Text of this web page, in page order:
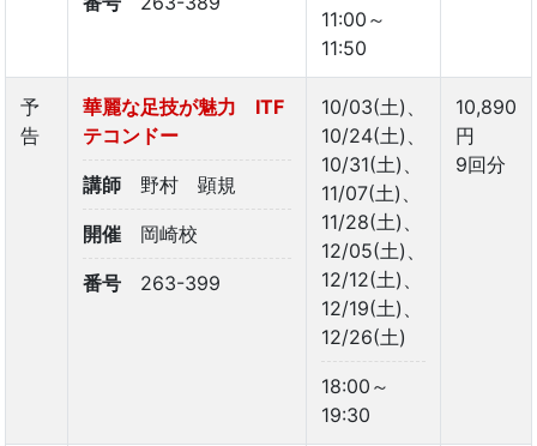
11:00～
11:50
予
告
華麗な足技が魅力 ITF
テコンドー
講師 野村 顕規
開催 岡崎校
番号 263-399
10/03(土)、
10/24(土)、
10/31(土)、
11/07(土)、
11/28(土)、
12/05(土)、
12/12(土)、
12/19(土)、
12/26(土)
18:00～
19:30
10,890
円
9回分